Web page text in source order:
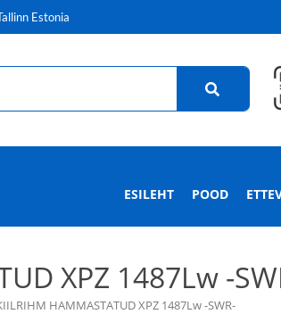
Estonia
ESILEHT POOD
XPZ 1487Lw -
HAMMASTATUD XPZ 1487Lw -SWR-